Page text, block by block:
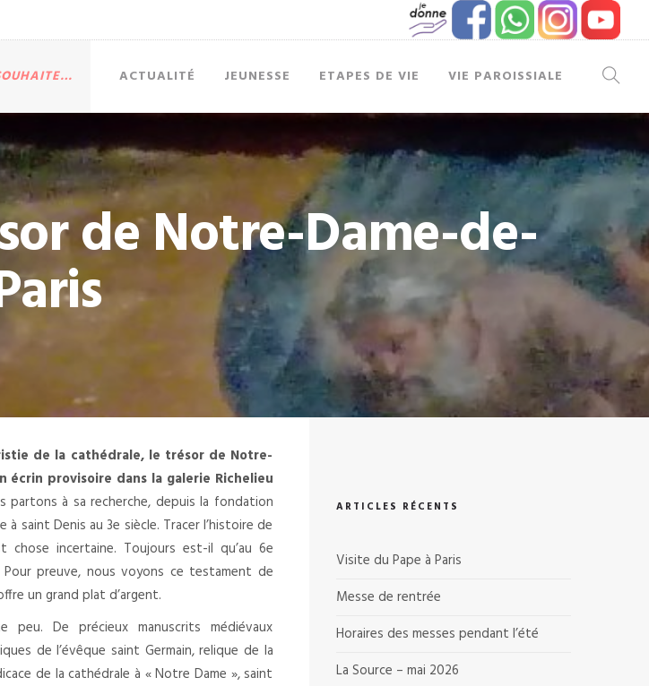
ACTUALITÉ JEUNESSE ETAPES DE VIE VIE PAROISSIALE
de Notre-Dame-de-
de la cathédrale, le trésor de Notre-
écrin provisoire dans la galerie Richelieu
partons à sa recherche, depuis la fondation
à saint Denis au 3e siècle. Tracer l’histoire de
chose incertaine. Toujours est-il qu’au 6e
preuve, nous voyons ce testament de
un grand plat d’argent.
De précieux manuscrits médiévaux
de l’évêque saint Germain, relique de la
de la cathédrale à « Notre Dame », saint
ARTICLES RÉCENTS
Visite du Pape à Paris
Messe de rentrée
Horaires des messes pendant l’été
La Source – mai 2026